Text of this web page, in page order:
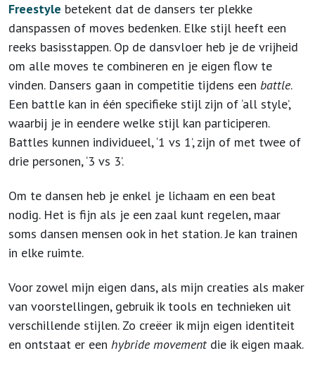
Freestyle betekent dat de dansers ter plekke
danspassen of moves bedenken. Elke stijl heeft een
reeks basisstappen. Op de dansvloer heb je de vrijheid
om alle moves te combineren en je eigen flow te
vinden. Dansers gaan in competitie tijdens een battle.
Een battle kan in één specifieke stijl zijn of ‘all style’,
waarbij je in eendere welke stijl kan participeren.
Battles kunnen individueel, ‘1 vs 1’, zijn of met twee of
drie personen, ‘3 vs 3’.
Om te dansen heb je enkel je lichaam en een beat
nodig. Het is fijn als je een zaal kunt regelen, maar
soms dansen mensen ook in het station. Je kan trainen
in elke ruimte.
Voor zowel mijn eigen dans, als mijn creaties als maker
van voorstellingen, gebruik ik tools en technieken uit
verschillende stijlen. Zo creëer ik mijn eigen identiteit
en ontstaat er een hybride movementdie ik eigen maak.